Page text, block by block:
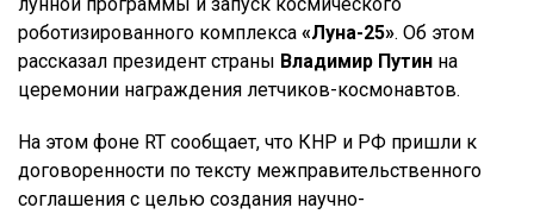
роботизированного комплекса «Луна-25». Об этом
рассказал президент страны Владимир Путин на
церемонии награждения летчиков-космонавтов.
На этом фоне RT сообщает, что КНР и РФ пришли к
договоренности по тексту межправительственного
соглашения с целью создания научно-